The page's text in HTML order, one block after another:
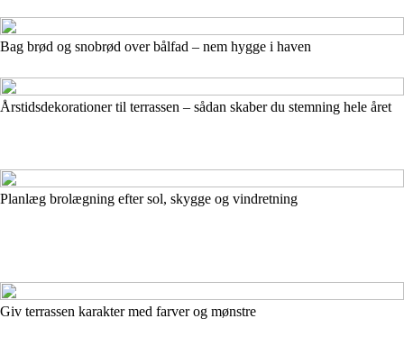
Bag brød og snobrød over bålfad – nem hygge i haven
Årstidsdekorationer til terrassen – sådan skaber du stemning hele året
Planlæg brolægning efter sol, skygge og vindretning
Giv terrassen karakter med farver og mønstre